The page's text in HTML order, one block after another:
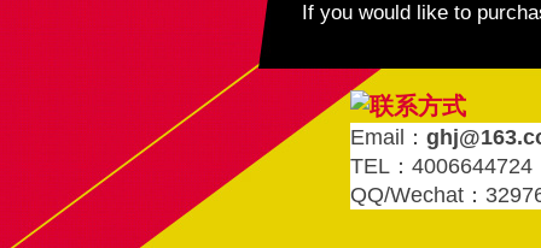
If you would like to
Email：
TEL：4006644724
QQ/Wechat：